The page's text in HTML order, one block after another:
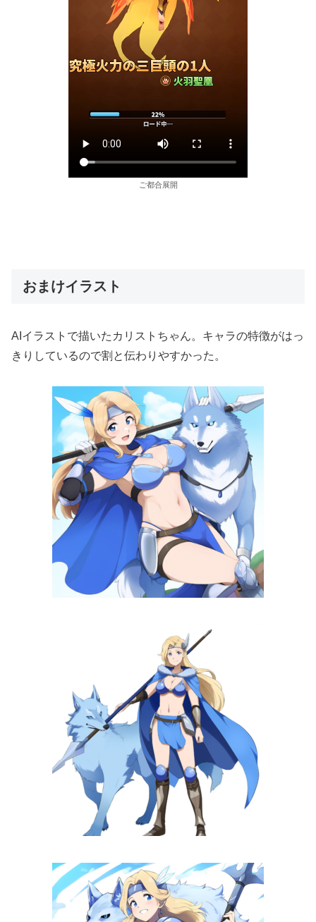
ご都合展開
おまけイラスト
AIイラストで描いたカリストちゃん。キャラの特徴がはっ
きりしているので割と伝わりやすかった。